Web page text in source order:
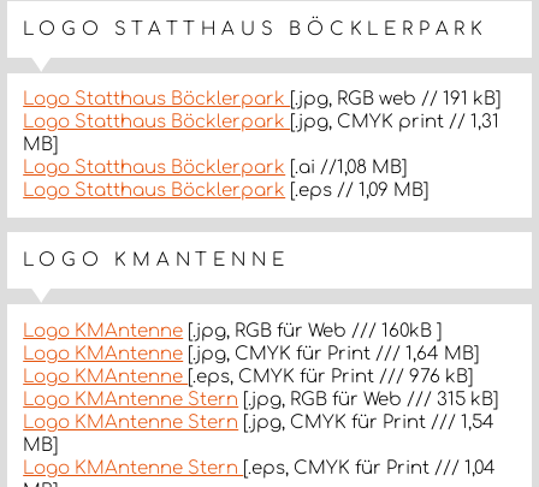
LOGO STATTHAUS BÖCKLERPARK
Logo Statthaus Böcklerpark [.jpg, RGB web // 191 kB]
Logo Statthaus Böcklerpark [.jpg, CMYK print // 1,31
MB]
Logo Statthaus Böcklerpark [.ai //1,08 MB]
Logo Statthaus Böcklerpark [.eps // 1,09 MB]
LOGO KMANTENNE
Logo KMAntenne [.jpg, RGB für Web /// 160kB ]
Logo KMAntenne [.jpg, CMYK für Print /// 1,64 MB]
Logo KMAntenne [.eps, CMYK für Print /// 976 kB]
Logo KMAntenne Stern [.jpg, RGB für Web /// 315 kB]
Logo KMAntenne Stern [.jpg, CMYK für Print /// 1,54
MB]
Logo KMAntenne Stern [.eps, CMYK für Print /// 1,04